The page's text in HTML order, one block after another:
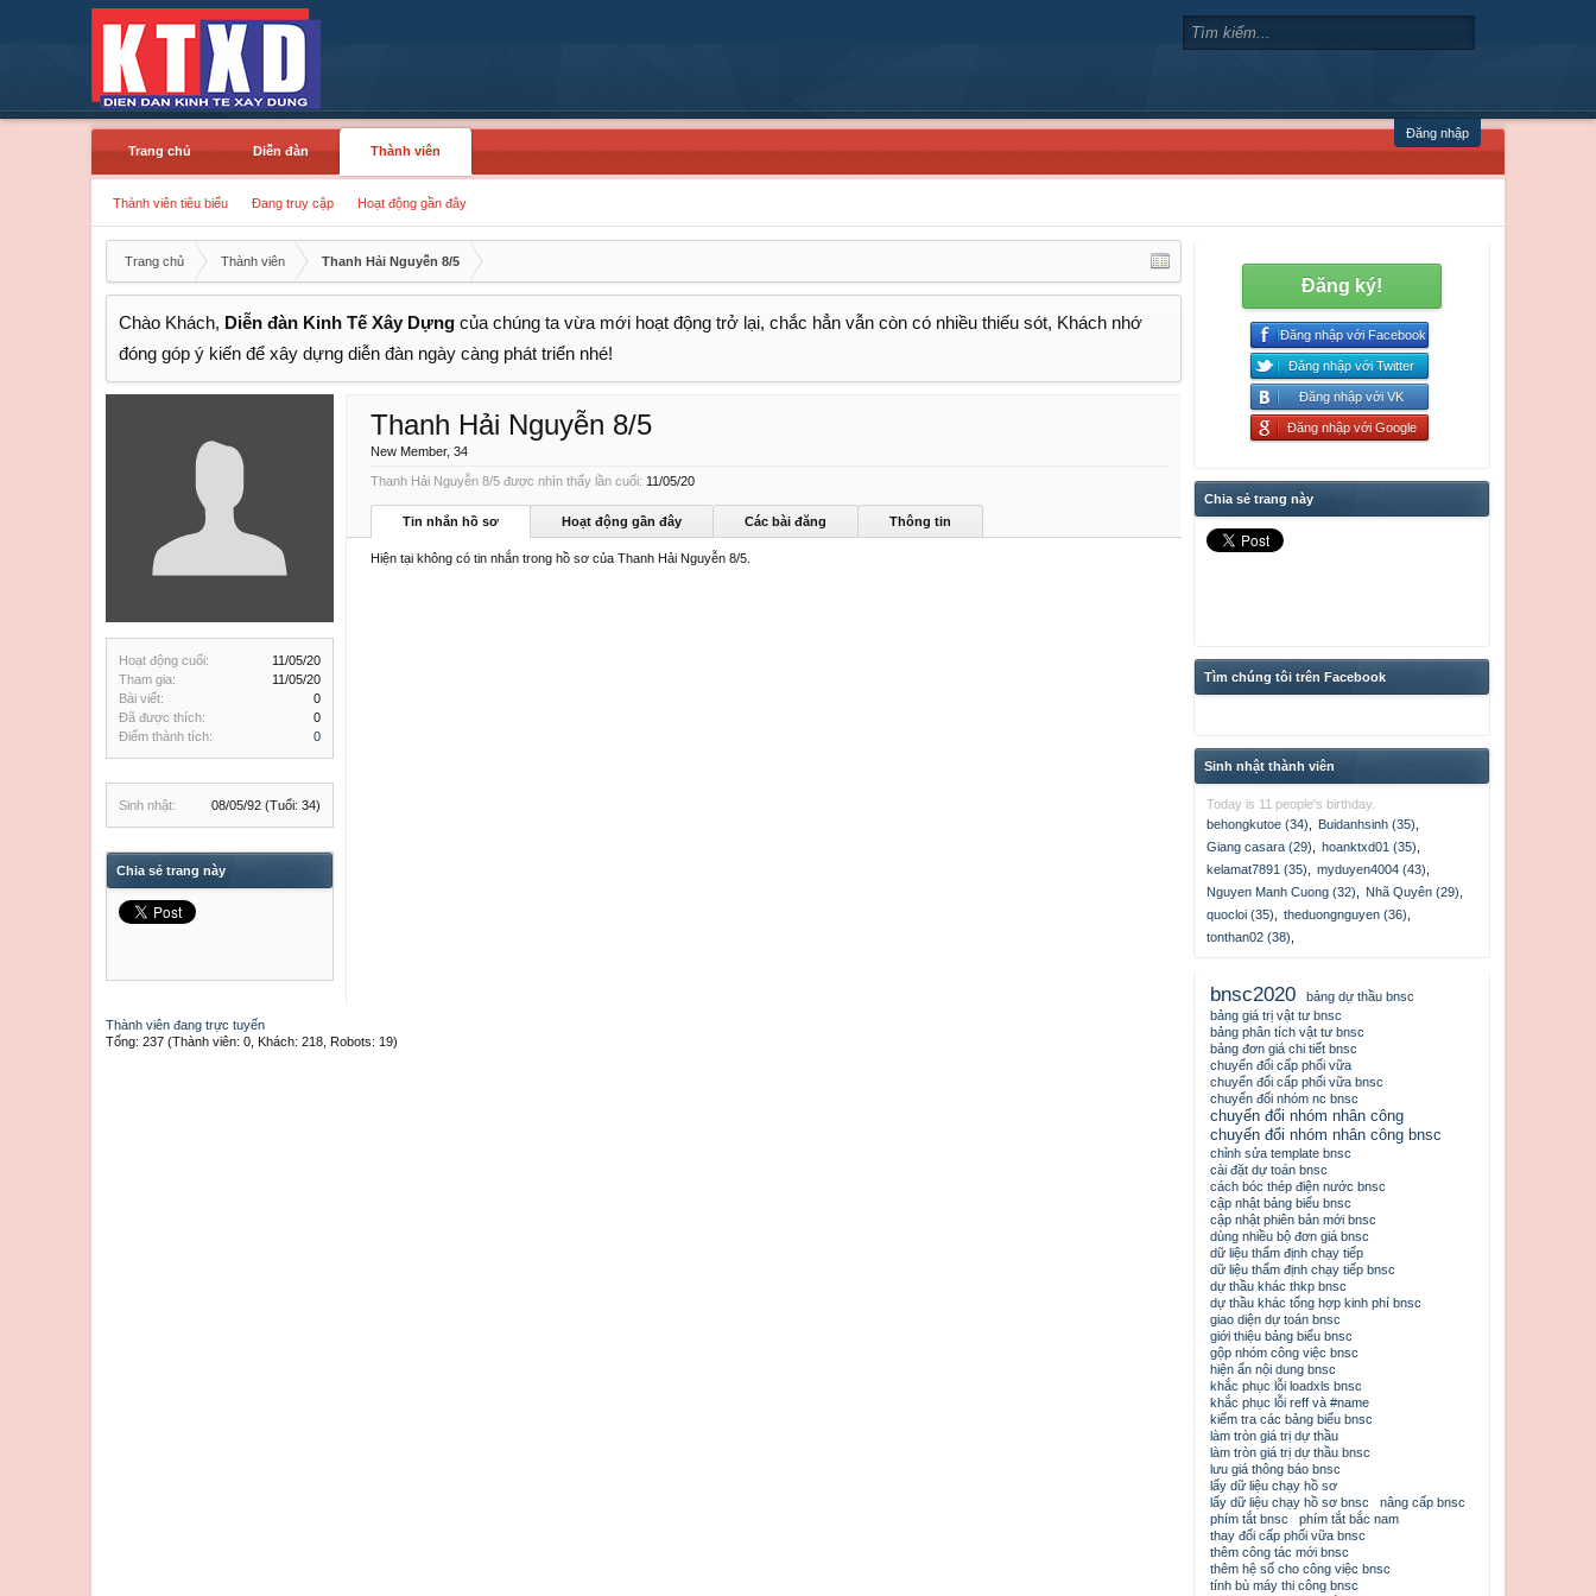
Đăng nhập
Trang chủ
Diễn đàn Thành viên
Thành viên tiêu biểu Đang truy cập Hoạt động gần đây
Trang chủ Thành viên Thanh Hải Nguyễn 8/5
Chào Khách, Diễn đàn Kinh Tế Xây Dựng của chúng ta vừa mới hoạt động trở lại, chắc hẳn vẫn còn có nhiều thiếu sót, Khách nhớ
đóng góp ý kiến để xây dựng diễn đàn ngày càng phát triển nhé!
Hoạt động cuối:
11/05/20
Tham gia:
11/05/20
Bài viết:
0
Đã được thích:
0
Điểm thành tích:
0
Sinh nhật: 08/05/92 (Tuổi: 34)
Chia sẻ trang này
Thanh Hải Nguyễn 8/5
New Member, 34
Thanh Hải Nguyễn 8/5 được nhìn thấy lần cuối: 11/05/20
Tin nhắn hồ sơ Hoạt động gần đây Các bài đăng Thông tin
Hiện tại không có tin nhắn trong hồ sơ của Thanh Hải Nguyễn 8/5.
Thành viên đang trực tuyến
Tổng: 237 (Thành viên: 0, Khách: 218, Robots: 19)
Đăng ký!
Đăng nhập với Facebook
Đăng nhập với Twitter
Đăng nhập với VK
Đăng nhập với Google
Chia sẻ trang này
Tìm chúng tôi trên Facebook
Sinh nhật thành viên
Today is 11 people's birthday.
behongkutoe (34)
Buidanhsinh (35)
Giang casara (29)
hoanktxd01 (35)
kelamat7891 (35)
myduyen4004 (43)
Nguyen Manh Cuong (32)
Nhã Quyên (29)
quocloi (35)
theduongnguyen (36)
tonthan02 (38)
bnsc2020
bảng dự thầu bnsc
bảng giá trị vật tư bnsc
bảng phân tích vật tư bnsc
bảng đơn giá chi tiết bnsc
chuyển đổi cấp phối vữa
chuyển đổi cấp phối vữa bnsc
chuyển đổi nhóm nc bnsc
chuyển đổi nhóm nhân công
chuyển đổi nhóm nhân công bnsc
chỉnh sửa template bnsc
cài đặt dự toán bnsc
cách bóc thép điện nước bnsc
cập nhật bảng biểu bnsc
cập nhật phiên bản mới bnsc
dùng nhiều bộ đơn giá bnsc
dữ liệu thẩm định chạy tiếp
dữ liệu thẩm định chạy tiếp bnsc
dự thầu khác thkp bnsc
dự thầu khác tổng hợp kinh phí bnsc
giao diện dự toán bnsc
giới thiệu bảng biểu bnsc
gộp nhóm công việc bnsc
hiện ẩn nội dung bnsc
khắc phục lỗi loadxls bnsc
khắc phục lỗi reff và #name
kiểm tra các bảng biểu bnsc
làm tròn giá trị dự thầu
làm tròn giá trị dự thầu bnsc
lưu giá thông báo bnsc
lấy dữ liệu chạy hồ sơ
lấy dữ liệu chạy hồ sơ bnsc
nâng cấp bnsc
phím tắt bnsc
phím tắt bắc nam
thay đổi cấp phối vữa bnsc
thêm công tác mới bnsc
thêm hệ số cho công việc bnsc
tính bù máy thi công bnsc